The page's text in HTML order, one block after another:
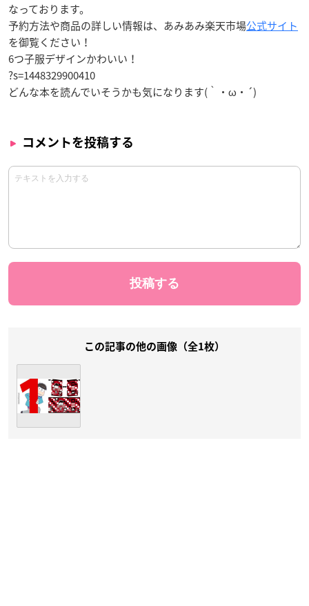
なっております。
予約方法や商品の詳しい情報は、あみあみ楽天市場公式サイト
を御覧ください！
6つ子服デザインかわいい！
?s=1448329900410
どんな本を読んでいそうかも気になります(｀・ω・´)
コメントを投稿する
この記事の他の画像（全1枚）